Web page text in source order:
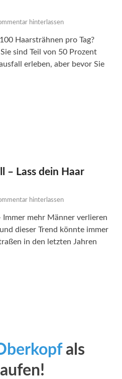
hinterlassen
Haarsträhnen pro Tag?
sind Teil von 50 Prozent
erleben, aber bevor Sie
– Lass dein Haar
hinterlassen
mehr Männer verlieren
dieser Trend könnte immer
in den letzten Jahren
als